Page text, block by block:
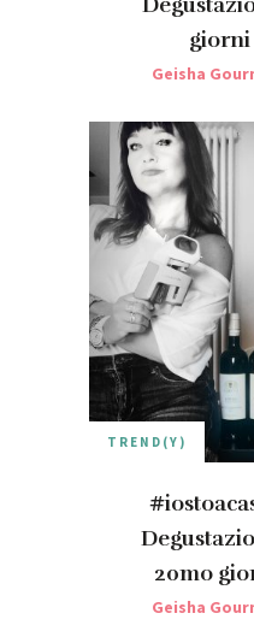
giorni
Geisha
TREND(Y)
20mo
Geisha